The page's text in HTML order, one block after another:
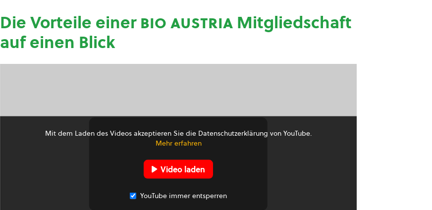
Die Vorteile einerbio austria Mitgliedschaft
auf einen Blick
Mit dem Laden des Videos akzeptieren Sie die Datenschutzerklärung von YouTube.
Mehr erfahren
Video laden
YouTube immer entsperren